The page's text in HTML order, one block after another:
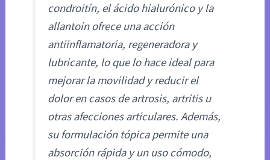
condroitín, el ácido hialurónico y la
allantoin ofrece una acción
antiinflamatoria, regeneradora y
lubricante, lo que lo hace ideal para
mejorar la movilidad y reducir el
dolor en casos de artrosis, artritis u
otras afecciones articulares. Además,
su formulación tópica permite una
absorción rápida y un uso cómodo,